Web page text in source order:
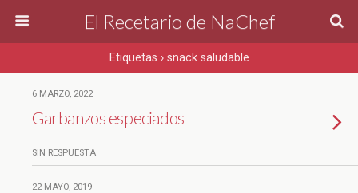
El Recetario de NaChef
Etiquetas › snack saludable
6 MARZO, 2022
Garbanzos especiados
SIN RESPUESTA
22 MAYO, 2019